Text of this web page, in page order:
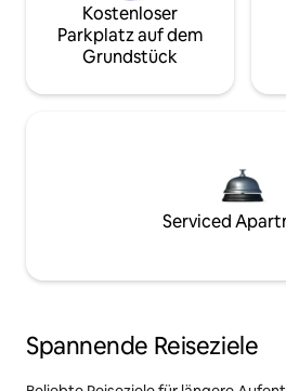
Kostenloser
Parkplatz auf dem
Grundstück
Serviced
Spannende Reiseziele